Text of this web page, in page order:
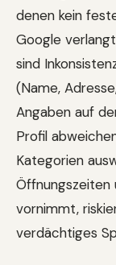
denen kein
Google
sind
(Name,
Angaben auf
Profil
Kategorien
Öffnungszeiten
vornimmt,
verdächtiges